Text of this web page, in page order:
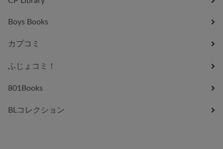
Boys Books
カプコミ
ふじょコミ！
801Books
BLコレクション